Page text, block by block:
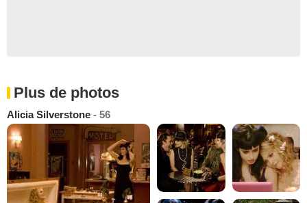
Plus de photos
Alicia Silverstone - 56